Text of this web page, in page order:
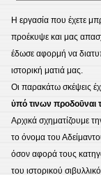
Η εργασία που έχετε
προέκυψε και μας
έδωσε αφορμή να
ιστορική ματιά μας.
Οι παρακάτω σκέψεις
ὑπό τινων προδοῡναι
Αρχικά σχηματίζουμε
το όνομα του
όσον αφορά τους
του ιστορικού